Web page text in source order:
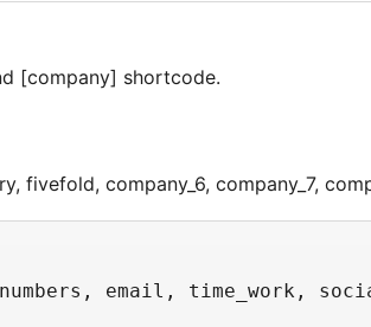
[company] shortcode.
fivefold, company_6, company_7,
email, time_work,